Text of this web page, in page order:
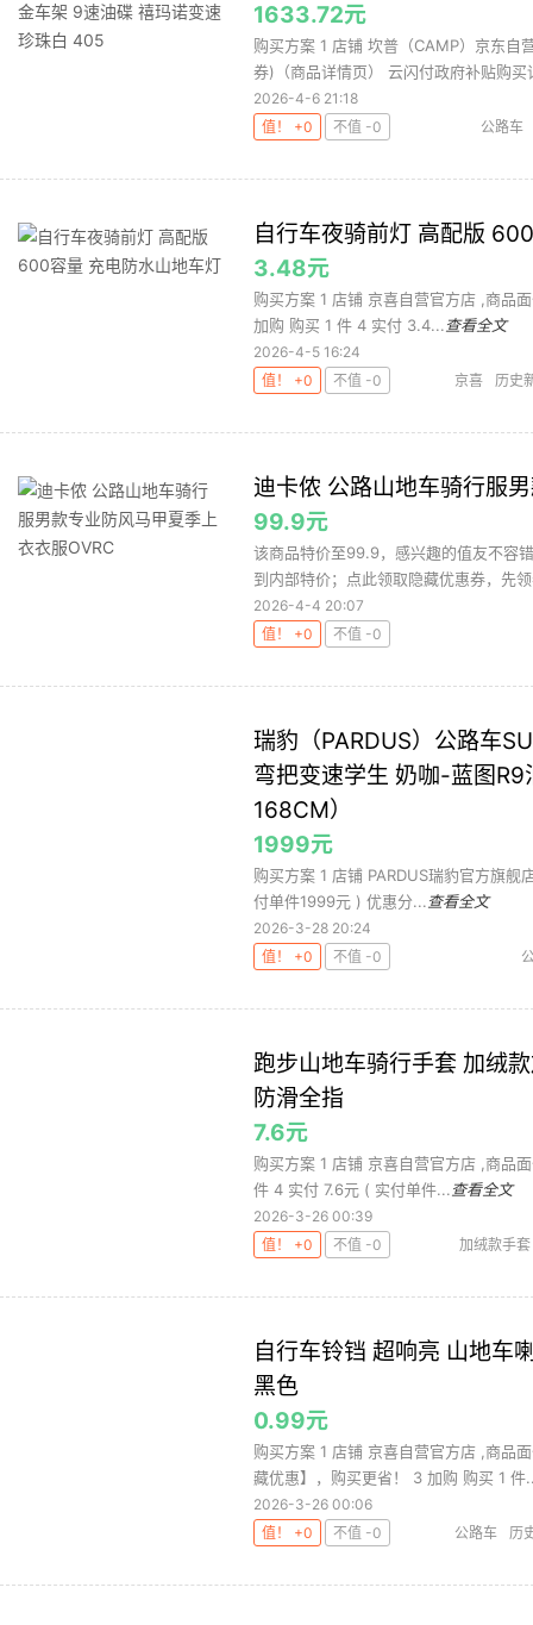
1633.72元
购买方案 1 店铺 坎普（CAMP）京东自
券)（商品详情页） 云闪付政府补贴购买
2026-4-6 21:18
值！ +0
不值 -0 公路车
自行车夜骑前灯 高配版
3.48元
购买方案 1 店铺 京喜自营官方店 ,商品
加购 购买 1 件 4 实付 3.4... 查看全文
2026-4-5 16:24
值！ +0
不值 -0 京喜 历史
迪卡侬 公路山地车骑行服
99.9元
该商品特价至99.9，感兴趣的值友不容
到内部特价；点此领取隐藏优惠券，先
2026-4-4 20:07
值！ +0
不值 -0
瑞豹（PARDUS）公路车
弯把变速学生 奶咖-蓝图
168CM）
1999元
购买方案 1 店铺 PARDUS瑞豹官方旗
付单件1999元 ) 优惠分... 查看全文
2026-3-28 20:24
值！ +0
不值 -0
跑步山地车骑行手套 加绒
防滑全指
7.6元
购买方案 1 店铺 京喜自营官方店 ,商品
件 4 实付 7.6元 ( 实付单件... 查看全文
2026-3-26 00:39
值！ +0
不值 -0 加绒款手套
自行车铃铛 超响亮 山地车
黑色
0.99元
购买方案 1 店铺 京喜自营官方店 ,商品
藏优惠】，购买更省！ 3 加购 购买 1 件
2026-3-26 00:06
值！ +0
不值 -0 公路车 历